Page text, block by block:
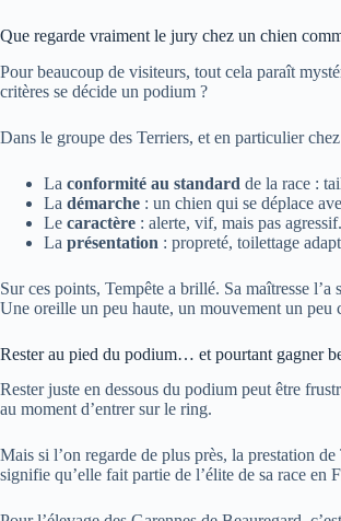
Que regarde vraiment le jury chez un chien
Pour beaucoup de visiteurs, tout cela paraît
critères se décide un podium ?
Dans le groupe des Terriers, et en particulier
La conformité au standard de la race :
La démarche : un chien qui se déplace
Le caractère : alerte, vif, mais pas
La présentation : propreté, toilettage
Sur ces points, Tempête a brillé. Sa maîtresse
Une oreille un peu haute, un mouvement un peu
Rester au pied du podium… et pourtant gagner
Rester juste en dessous du podium peut être
au moment d’entrer sur le ring.
Mais si l’on regarde de plus près, la prestation de
signifie qu’elle fait partie de l’élite de sa race en